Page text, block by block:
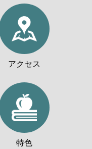
アクセス
特色